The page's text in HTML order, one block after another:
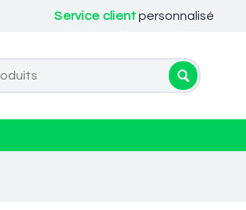
Service clientpersonnalisé